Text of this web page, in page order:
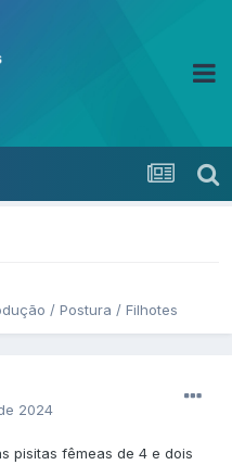
/ Postura / Filhotes
2024
pisitas fêmeas de 4 e dois